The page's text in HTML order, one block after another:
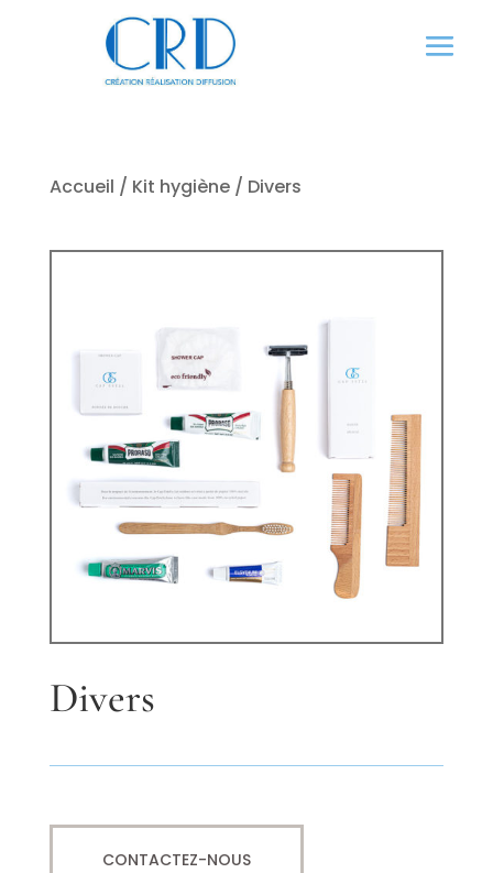
Accueil / Kit hygiène/ Divers
Divers
CONTACTEZ-NOUS
Panneau de gestion des cookies